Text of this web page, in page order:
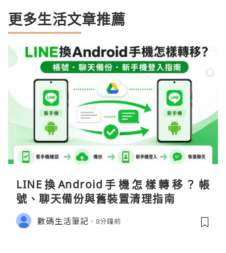
更多生活文章推薦
LINE換Android手機怎樣轉移？帳
號、聊天備份與舊裝置清理指南
數碼生活筆記 8分鐘前